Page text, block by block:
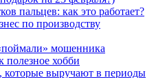
пальцев: как это работает?
по производству
мошенника
полезное хобби
которые выручают в периоды